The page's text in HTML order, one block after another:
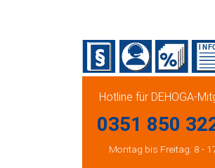
Hotline für DEHOGA-
0351 850
Montag bis Freitag: 8 -